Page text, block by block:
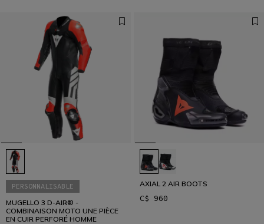
PERSONNALISABLE
MUGELLO 3 D-AIR® -
COMBINAISON MOTO UNE PIÈCE
EN CUIR PERFORÉ HOMME
AXIAL 2 AIR BOOTS
C$ 960